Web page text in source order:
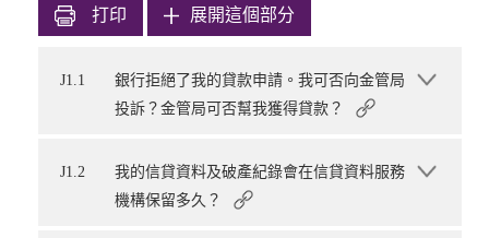
打印 展開這個部分
J1.1
銀行拒絕了我的貸款申請。我可否向金管局
投訴？金管局可否幫我獲得貸款？
J1.2
我的信貸資料及破產紀錄會在信貸資料服務
機構保留多久？